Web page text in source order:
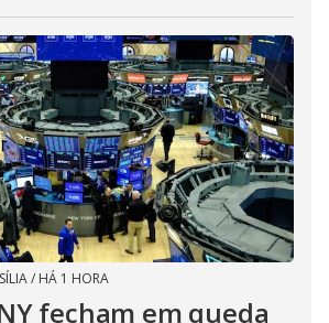
/ HÁ 1 HORA
fecham em queda